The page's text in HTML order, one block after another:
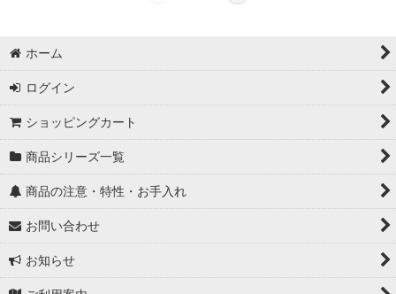
ホーム
ログイン
ショッピングカート
商品シリーズ一覧
商品の注意・特性・お手入れ
お問い合わせ
お知らせ